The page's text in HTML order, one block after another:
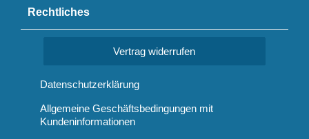
Rechtliches
Vertrag widerrufen
Datenschutzerklärung
Allgemeine Geschäftsbedingungen mit
Kundeninformationen